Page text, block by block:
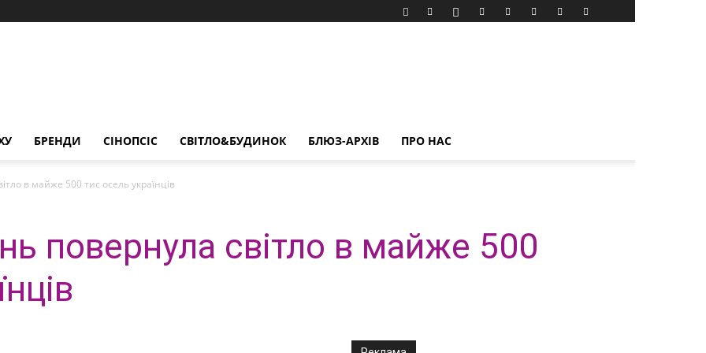
БРЕНДИ СІНОПСІС СВІТЛО&БУДИНОК БЛЮЗ-АРХІВ ПРО НАС
в майже 500 тис осель українців
повернула світло в майже 500